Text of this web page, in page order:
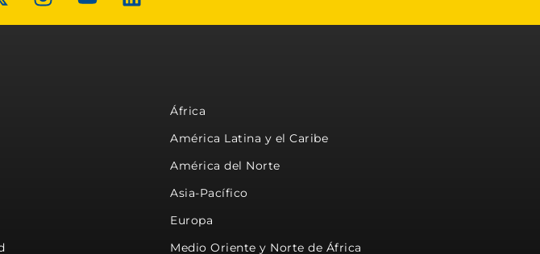
África
América Latina y el Caribe
América del Norte
Asia-Pacífico
Europa
Medio Oriente y Norte de África